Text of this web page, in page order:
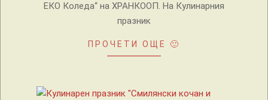
ЕКО Коледа“ на ХРАНКООП. На Кулинарния
празник
ПРОЧЕТИ ОЩЕ 🙂